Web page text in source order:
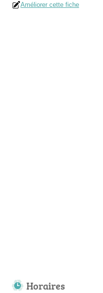
Améliorer cette fiche
Horaires